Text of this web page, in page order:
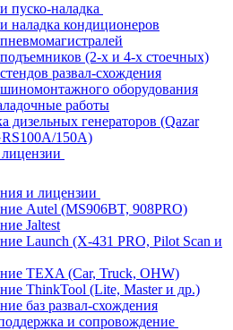
пуско-наладка
наладка кондиционеров
(2-х и 4-х стоечных)
развал-схождения
оборудования
работы
дизельных генераторов (Qazar
150A)
и лицензии
Autel (MS906BT, 908PRO)
Jaltest
Launch (X-431 PRO, Pilot Scan и
TEXA (Car, Truck, OHW)
ThinkTool (Lite, Master и др.)
баз развал-схождения
и сопровождение